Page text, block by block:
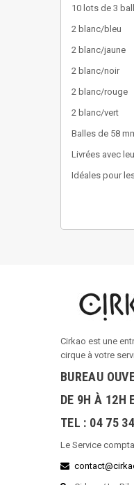
10 lots de 3
2 blanc/bleu
2 blanc/jaune
2 blanc/noir
2 blanc/rouge
2 blanc/vert
Balles de 58
Livrées avec
Idéales pour
Cirkao est une
cirque à votre
BUREAU
DE 9H À 12H
TEL : 04 75
Le Service